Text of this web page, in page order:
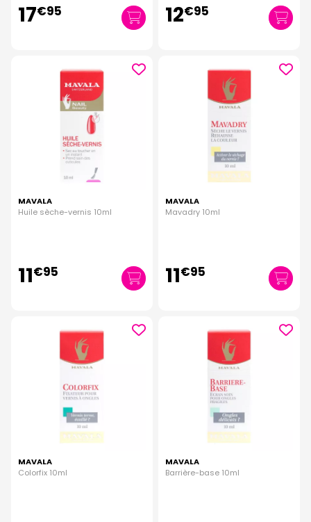
17€95 12€95
MAVALA
Huile sèche-vernis 10ml
11€95
MAVALA
Mavadry 10ml
11€95
MAVALA
Colorfix 10ml
MAVALA
Barrière-base 10ml